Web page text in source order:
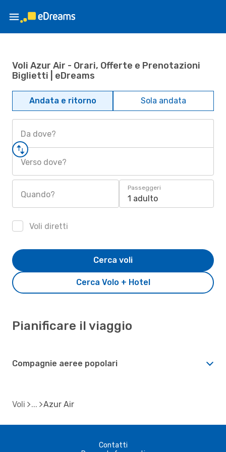
Voli Azur Air - Orari, Offerte e Prenotazioni
Biglietti | eDreams
Andata e ritorno Sola andata
Da dove?
Verso dove?
Quando?
Passeggeri
1 adulto
Voli diretti
Cerca Volo + Hotel
Cerca voli
Pianificare il viaggio
Compagnie aeree popolari
Voli Azur Air
Contatti